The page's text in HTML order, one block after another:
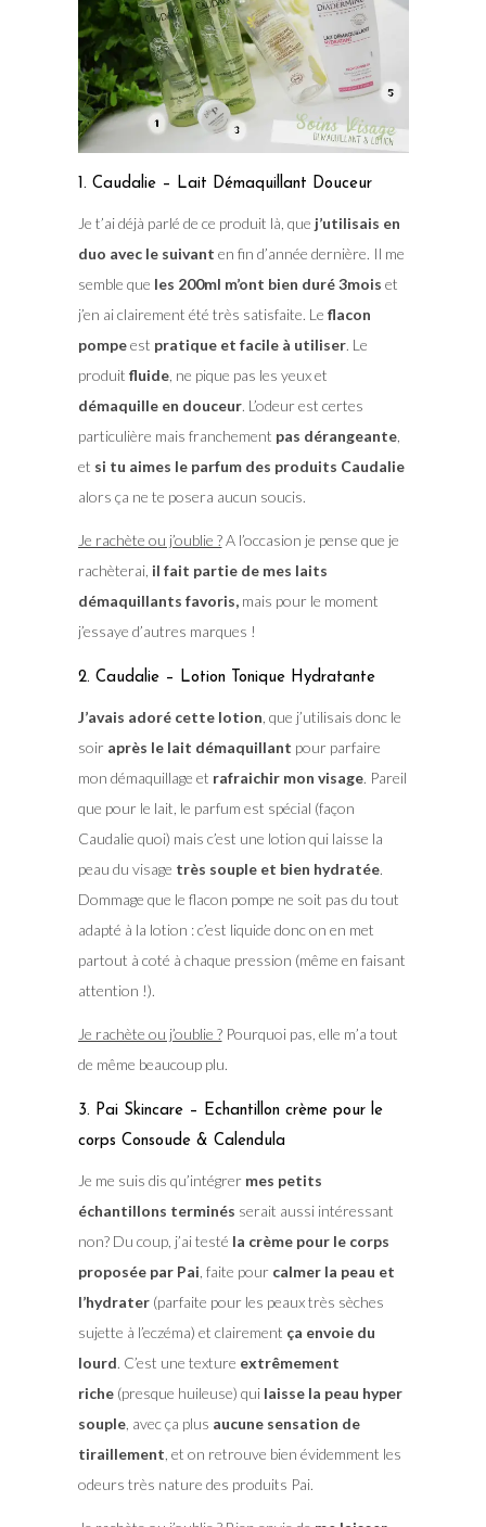
1. Caudalie – Lait Démaquillant Douceur
Je t’ai déjà parlé de ce produit là, que j’utilisais en
duo avec le suivant en fin d’année dernière. Il me
semble que les 200ml m’ont bien duré 3mois et
j’en ai clairement été très satisfaite. Le flacon
pompeest pratique et facile à utiliser. Le
produit fluide, ne pique pas les yeux et
démaquille en douceur. L’odeur est certes
particulière mais franchement pas dérangeante,
et si tu aimes le parfum des produits Caudalie
alors ça ne te posera aucun soucis.
Je rachète ou j’oublie ?A l’occasion je pense que je
rachèterai, il fait partie de mes laits
démaquillants favoris, mais pour le moment
j’essaye d’autres marques !
2. Caudalie – Lotion Tonique Hydratante
J’avais adoré cette lotion , que j’utilisais donc le
soir après le lait démaquillant pour parfaire
mon démaquillage et rafraichir mon visage. Pareil
que pour le lait, le parfum est spécial (façon
Caudalie quoi) mais c’est une lotion qui laisse la
peau du visage très souple et bien hydratée.
Dommage que le flacon pompe ne soit pas du tout
adapté à la lotion : c’est liquide donc on en met
partout à coté à chaque pression (même en faisant
attention !).
Je rachète ou j’oublie ?Pourquoi pas, elle m’a tout
de même beaucoup plu.
3. Pai Skincare – Echantillon crème pour le
corps Consoude & Calendula
Je me suis dis qu’intégrer mes petits
échantillons terminés serait aussi intéressant
non? Du coup, j’ai testé la crème pour le corps
proposée par Pai , faite pour calmer la peau et
l’hydrater(parfaite pour les peaux très sèches
sujette à l’eczéma) et clairement ça envoie du
lourd. C’est une texture extrêmement
riche(presque huileuse) qui laisse la peau hyper
souple, avec ça plus aucune sensation de
tiraillement , et on retrouve bien évidemment les
odeurs très nature des produits Pai.